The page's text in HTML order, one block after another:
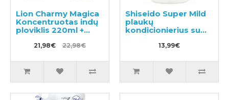
Lion Charmy Magica
Koncentruotas indų
ploviklis 220ml +
papildymas 570ml
21,98€ 22,98€
Shiseido Super Mild
plaukų
kondicionierius su
žolelių aromatu
13,99€